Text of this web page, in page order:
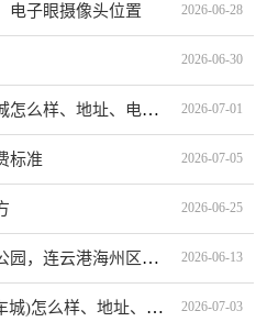
电子眼摄像头位置 2026-06-28
2026-06-30
乐道中心丨中山小榄汽车城怎么样、地址、电话、上班时间查询 2026-07-01
标准 2026-07-05
2026-06-25
连云港海州区最美的十大公园，连云港海州区公园排行榜哪个最好玩 2026-06-13
乐道中心(佛山105国道汽车城)怎么样、地址、电话、上班时间查询 2026-07-03